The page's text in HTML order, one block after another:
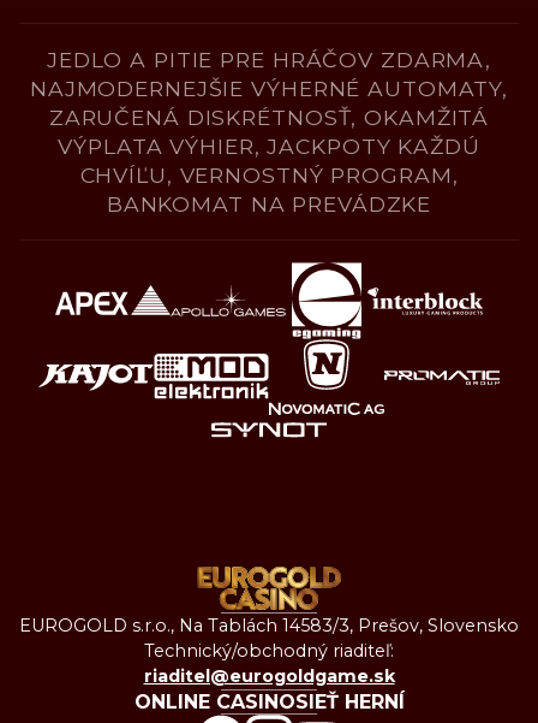
JEDLO A PITIE PRE HRÁČOV ZDARMA,
NAJMODERNEJŠIE VÝHERNÉ AUTOMATY,
ZARUČENÁ DISKRÉTNOSŤ, OKAMŽITÁ
VÝPLATA VÝHIER, JACKPOTY KAŽDÚ
CHVÍĽU, VERNOSTNÝ PROGRAM,
BANKOMAT NA PREVÁDZKE
EUROGOLD s.r.o., Na Tablách 14583/3, Prešov, Slovensko
Technický/obchodný riaditeľ:
riaditel@eurogoldgame.sk
ONLINE CASINOSIEŤ HERNÍ